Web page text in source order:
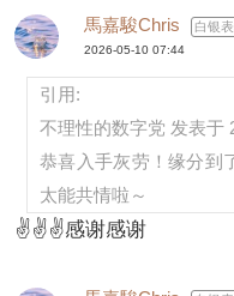
馬嘉駿Chris 白银
2026-05-10 07:44
引用:
不理性的数字党 发表于
恭喜入手灰劳！缘分到
太能共情啦～
✌✌✌感谢感谢